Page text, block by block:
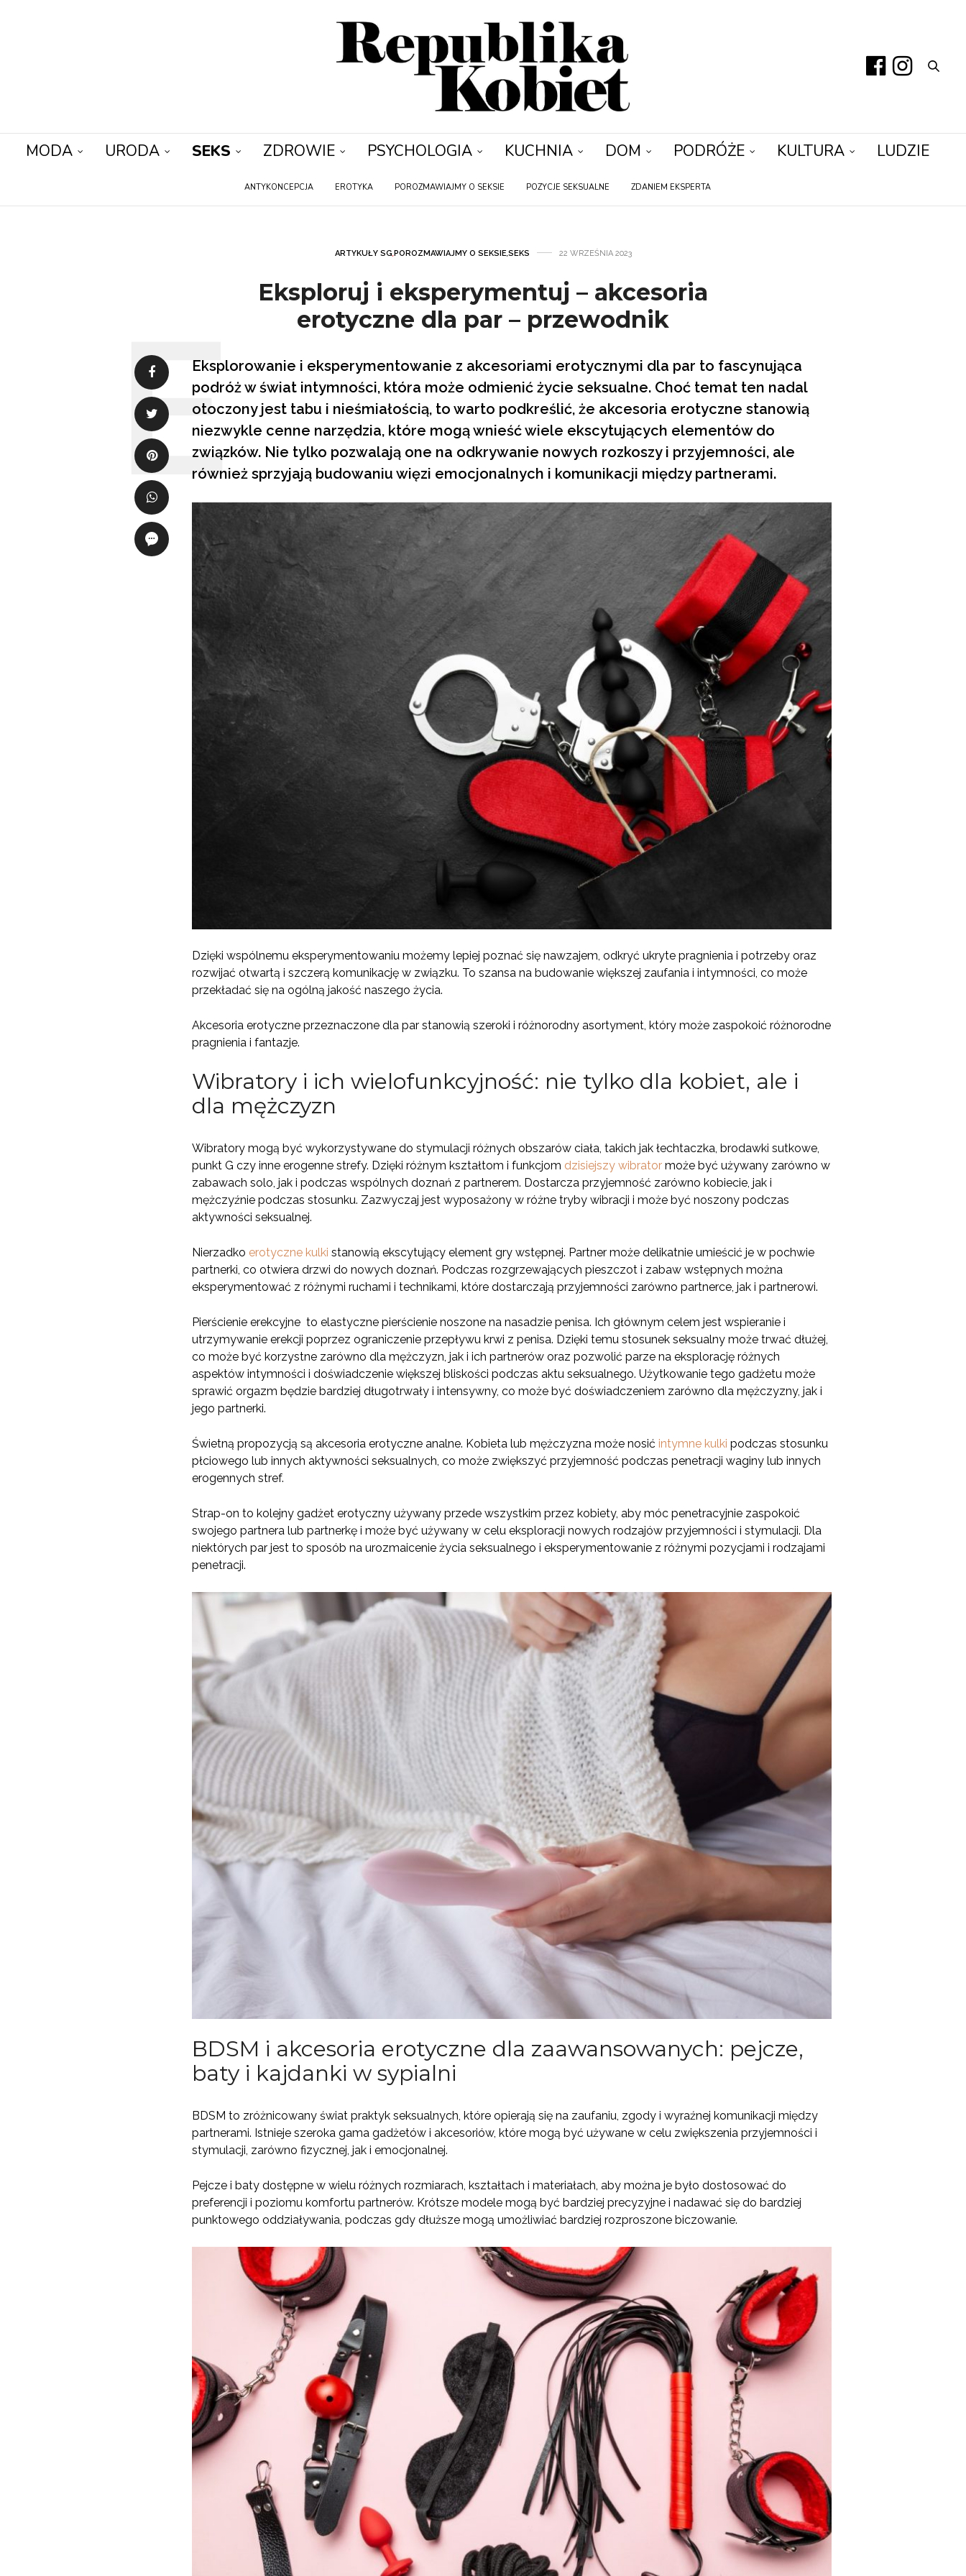
MODA URODA SEKS ZDROWIE PSYCHOLOGIA KUCHNIA DOM PODRÓŻE KULTURA LUDZIE
ANTYKONCEPCJA EROTYKA POROZMAWIAJMY O SEKSIE POZYCJE SEKSUALNE ZDANIEM EKSPERTA
ARTYKUŁY SG,POROZMAWIAJMY O SEKSIE,SEKS 22 WRZEŚNIA 2023
Eksploruj i eksperymentuj – akcesoria
erotyczne dla par – przewodnik
Eksplorowanie i eksperymentowanie z akcesoriami erotycznymi dla par to fascynująca
podróż w świat intymności, która może odmienić życie seksualne. Choć temat ten nadal
otoczony jest tabu i nieśmiałością, to warto podkreślić, że akcesoria erotyczne stanowią
niezwykle cenne narzędzia, które mogą wnieść wiele ekscytujących elementów do
związków. Nie tylko pozwalają one na odkrywanie nowych rozkoszy i przyjemności, ale
również sprzyjają budowaniu więzi emocjonalnych i komunikacji między partnerami.
Dzięki wspólnemu eksperymentowaniu możemy lepiej poznać się nawzajem, odkryć ukryte pragnienia i potrzeby oraz
rozwijać otwartą i szczerą komunikację w związku. To szansa na budowanie większej zaufania i intymności, co może
przekładać się na ogólną jakość naszego życia.
Akcesoria erotyczne przeznaczone dla par stanowią szeroki i różnorodny asortyment, który może zaspokoić różnorodne
pragnienia i fantazje.
Wibratory i ich wielofunkcyjność: nie tylko dla kobiet, ale i
dla mężczyzn
Wibratory mogą być wykorzystywane do stymulacji różnych obszarów ciała, takich jak łechtaczka, brodawki sutkowe,
punkt G czy inne erogenne strefy. Dzięki różnym kształtom i funkcjom dzisiejszy wibrator może być używany zarówno w
zabawach solo, jak i podczas wspólnych doznań z partnerem. Dostarcza przyjemność zarówno kobiecie, jak i
mężczyźnie podczas stosunku. Zazwyczaj jest wyposażony w różne tryby wibracji i może być noszony podczas
aktywności seksualnej.
Nierzadko erotyczne kulki stanowią ekscytujący element gry wstępnej. Partner może delikatnie umieścić je w pochwie
partnerki, co otwiera drzwi do nowych doznań. Podczas rozgrzewających pieszczot i zabaw wstępnych można
eksperymentować z różnymi ruchami i technikami, które dostarczają przyjemności zarówno partnerce, jak i partnerowi.
Pierścienie erekcyjne to elastyczne pierścienie noszone na nasadzie penisa. Ich głównym celem jest wspieranie i
utrzymywanie erekcji poprzez ograniczenie przepływu krwi z penisa. Dzięki temu stosunek seksualny może trwać dłużej,
co może być korzystne zarówno dla mężczyzn, jak i ich partnerów oraz pozwolić parze na eksplorację różnych
aspektów intymności i doświadczenie większej bliskości podczas aktu seksualnego. Użytkowanie tego gadżetu może
sprawić orgazm będzie bardziej długotrwały i intensywny, co może być doświadczeniem zarówno dla mężczyzny, jak i
jego partnerki.
Świetną propozycją są akcesoria erotyczne analne. Kobieta lub mężczyzna może nosić intymne kulki podczas stosunku
płciowego lub innych aktywności seksualnych, co może zwiększyć przyjemność podczas penetracji waginy lub innych
erogennych stref.
Strap-on to kolejny gadżet erotyczny używany przede wszystkim przez kobiety, aby móc penetracyjnie zaspokoić
swojego partnera lub partnerkę i może być używany w celu eksploracji nowych rodzajów przyjemności i stymulacji. Dla
niektórych par jest to sposób na urozmaicenie życia seksualnego i eksperymentowanie z różnymi pozycjami i rodzajami
penetracji.
BDSM i akcesoria erotyczne dla zaawansowanych: pejcze,
baty i kajdanki w sypialni
BDSM to zróżnicowany świat praktyk seksualnych, które opierają się na zaufaniu, zgody i wyraźnej komunikacji między
partnerami. Istnieje szeroka gama gadżetów i akcesoriów, które mogą być używane w celu zwiększenia przyjemności i
stymulacji, zarówno fizycznej, jak i emocjonalnej.
Pejcze i baty dostępne w wielu różnych rozmiarach, kształtach i materiałach, aby można je było dostosować do
preferencji i poziomu komfortu partnerów. Krótsze modele mogą być bardziej precyzyjne i nadawać się do bardziej
punktowego oddziaływania, podczas gdy dłuższe mogą umożliwiać bardziej rozproszone biczowanie.